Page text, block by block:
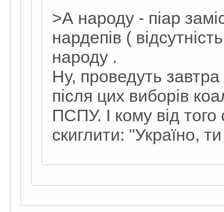
>А народу - піар
нардепів (
народу .
Ну, проведуть
після цих виборів
ПСПУ. І кому від
скиглити: "Україно,